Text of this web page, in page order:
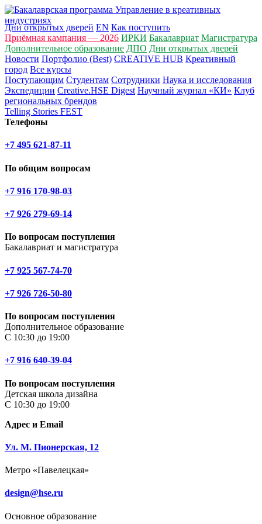
Дни открытых дверей EN Как поступить
Приёмная кампания — 2026 ИРКИ Бакалавриат Магистратура
Дополнительное образование ДПО Дни открытых дверей
Новости Портфолио (Best) CREATIVE HUB Креативный
город Все курсы
Поступающим Студентам Сотрудники Наука и исследования
Экспедиции Creative.HSE Digest Научный журнал «КИ» Клуб
региональных брендов
Telling Stories FEST
Телефоны
+7 495 621-87-11
По общим вопросам
+7 916 170-98-03
+7 926 279-69-14
По вопросам поступления
Бакалавриат и магистратура
+7 925 567-74-70
+7 926 726-50-80
По вопросам поступления
Дополнительное образование
С 10:30 до 19:00
+7 916 640-39-04
По вопросам поступления
Детская школа дизайна
С 10:30 до 19:00
Адрес и Email
Ул. М. Пионерская, 12
Метро «Павелецкая»
design@hse.ru
Основное образование